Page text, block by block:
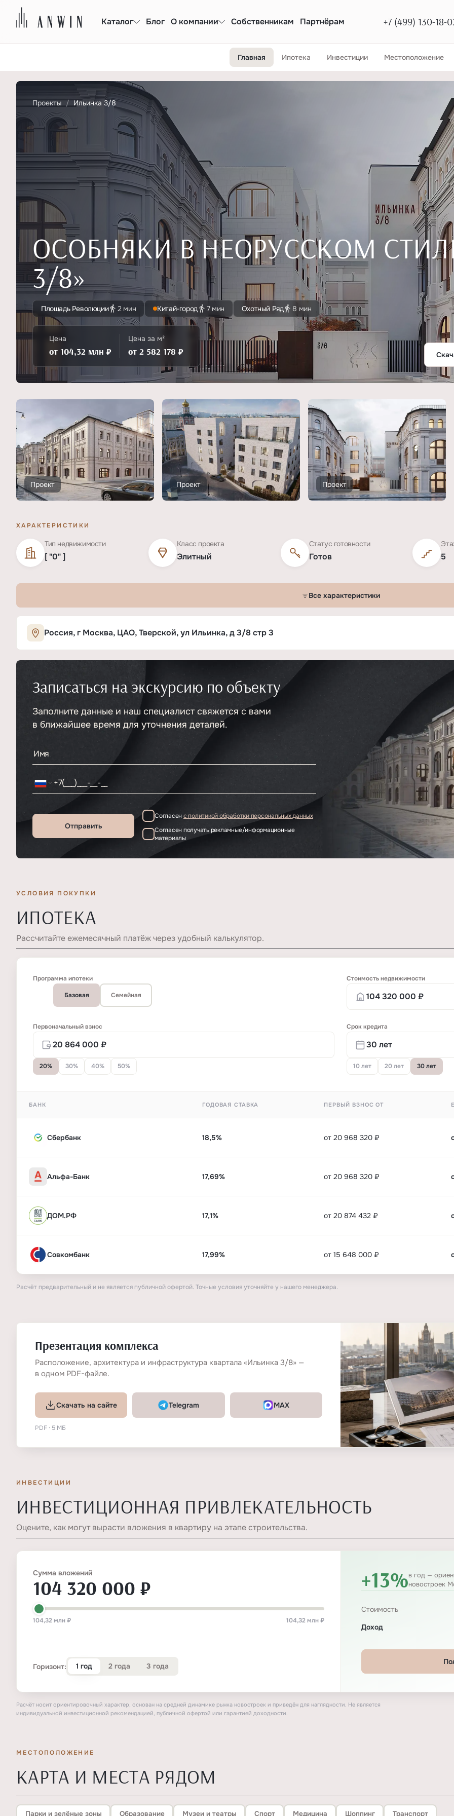
Каталог Блог О компании Собственникам Партнёрам +7 (499) 130-18-
Главная Ипотека Инвестиции Местоположение
Проекты Ильинка 3/8
ОСОБНЯКИ В НЕОРУССКОМ
3/8»
Площадь Революции 2 мин Китай-город 7 мин Охотный Ряд 8 мин
Цена
от 104,32 млн ₽
Цена за м²
от 2 582 178 ₽
Проект Проект Проект
ХАРАКТЕРИСТИКИ
Тип недвижимости
[ "0" ]
Класс проекта
Элитный
Статус готовности
Готов 5
Все характеристики
Характеристики ЖК «Ильинка 3/8»
ТипЖК
Класс проектаЭлитный
Этажность5
ОтделкаБез отделки
Россия, г Москва, ЦАО, Тверской, ул Ильинка, д 3/8 стр 3
Записаться на экскурсию по объекту
Заполните данные и наш специалист свяжется с вами
в ближайшее время для уточнения деталей.
Отправить
Согласен с политикой обработки персональных данных
Согласен получать рекламные/информационные
материалы
УСЛОВИЯ ПОКУПКИ
ИПОТЕКА
Рассчитайте ежемесячный платёж через удобный калькулятор.
Программа ипотеки
Базовая Семейная
Стоимость недвижимости
Первоначальный взнос
20% 30% 40% 50%
Срок кредита
10 лет 20 лет 30 лет
БАНК ГОДОВАЯ СТАВКА ПЕРВЫЙ ВЗНОС ОТ
Сбербанк 18,5% от 20 968 320 ₽
Альфа-Банк 17,69% от 20 968 320 ₽
ДОМ.РФ 17,1% от 20 874 432 ₽
Совкомбанк 17,99% от 15 648 000 ₽
Расчёт предварительный и не является публичной офертой. Точные условия уточняйте у нашего менеджера.
Презентация комплекса
Расположение, архитектура и инфраструктура квартала «Ильинка 3/8» —
в одном PDF-файле.
Скачать на сайте Telegram MAX
PDF · 5 МБ
ИНВЕСТИЦИИ
ИНВЕСТИЦИОННАЯ ПРИВЛЕКАТЕЛЬНОСТЬ
Оцените, как могут вырасти вложения в квартиру на этапе строительства.
Сумма вложений
104 320 000 ₽
104,32 млн ₽ 104,32 млн ₽
Горизонт: 1 год 2 года 3 года
+13%в год —
новостроек
Стоимость
Доход
Расчёт носит ориентировочный характер, основан на средней динамике рынка новостроек и приведён для наглядности. Не является
индивидуальной инвестиционной рекомендацией, публичной офертой или гарантией доходности.
МЕСТОПОЛОЖЕНИЕ
КАРТА И МЕСТА РЯДОМ
Парки и зелёные зоны Образование Музеи и театры Спорт Медицина Шоппинг Транспорт